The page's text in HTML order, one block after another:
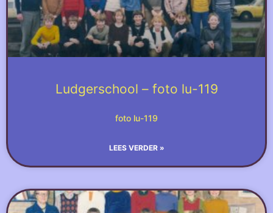
Ludgerschool – foto lu-119
foto lu-119
LEES VERDER »